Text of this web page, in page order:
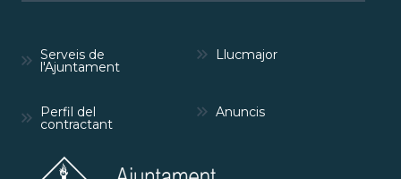
Serveis de
l'Ajuntament
Llucmajor
Perfil del
contractant
Anuncis